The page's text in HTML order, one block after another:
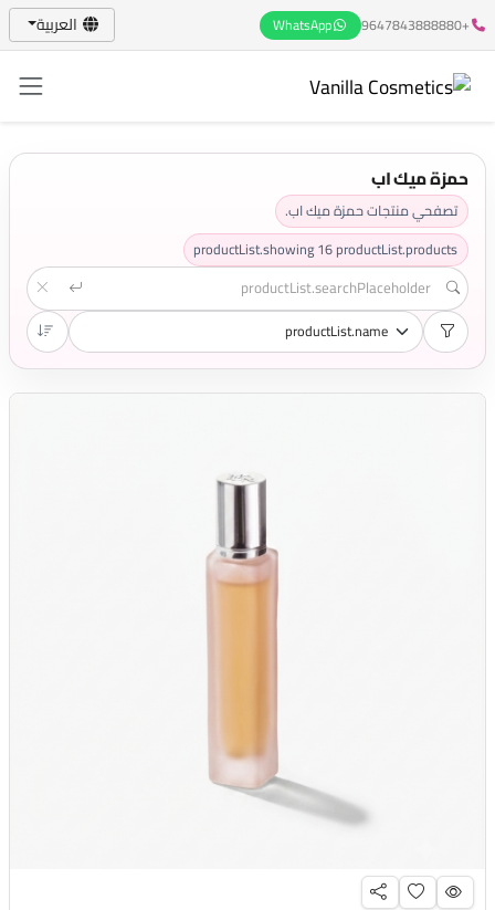
+9647843888880
WhatsApp العربية
حمزة ميك اب
تصفحي منتجات حمزة ميك اب.
productList.showing16productList.products